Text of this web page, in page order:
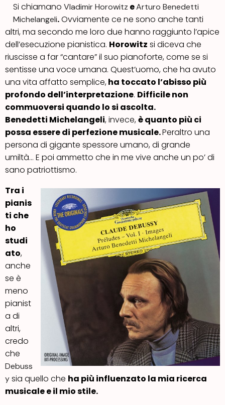
Si chiamano Vladimir Horowitz eArturo Benedetti
Michelangeli.Ovviamente ce ne sono anche tanti
altri, ma secondo me loro due hanno raggiunto l’apice
dell’esecuzione pianistica. Horowitz si diceva che
riuscisse a far “cantare” il suo pianoforte, come se si
sentisse una voce umana. Quest’uomo, che ha avuto
una vita affatto semplice,ha toccato l’abisso più
profondo dell’interpretazione. Difficile non
commuoversi quando lo si ascolta.
Benedetti Michelangeli, invece,è quanto più ci
possa essere di perfezione musicale.Peraltro una
persona di gigante spessore umano, di grande
umiltà… E poi ammetto che in me vive anche un po’ di
sano patriottismo.
Tra i
pianis
ti che
ho
studi
ato,
anche
se è
meno
pianist
a di
altri,
credo
che
Debuss
ysia quello che ha più influenzato la mia ricerca
musicale e il mio stile.